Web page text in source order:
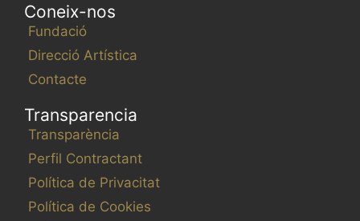
Coneix-nos
Fundació
Direcció Artística
Contacte
Transparencia
Transparència
Perfil Contractant
Política de Privacitat
Política de Cookies